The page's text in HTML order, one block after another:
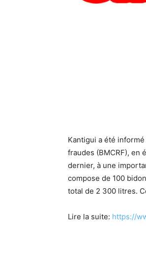
Kantigui a été
fraudes (BMCRF), en
dernier, à une
compose de 100
total de 2 300 litres.
Lire la suite: https://